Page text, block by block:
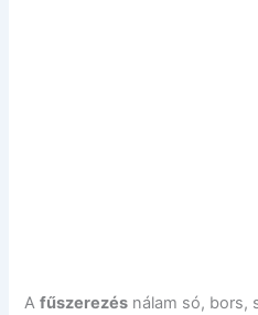
Afűszerezés nálam só, bors,